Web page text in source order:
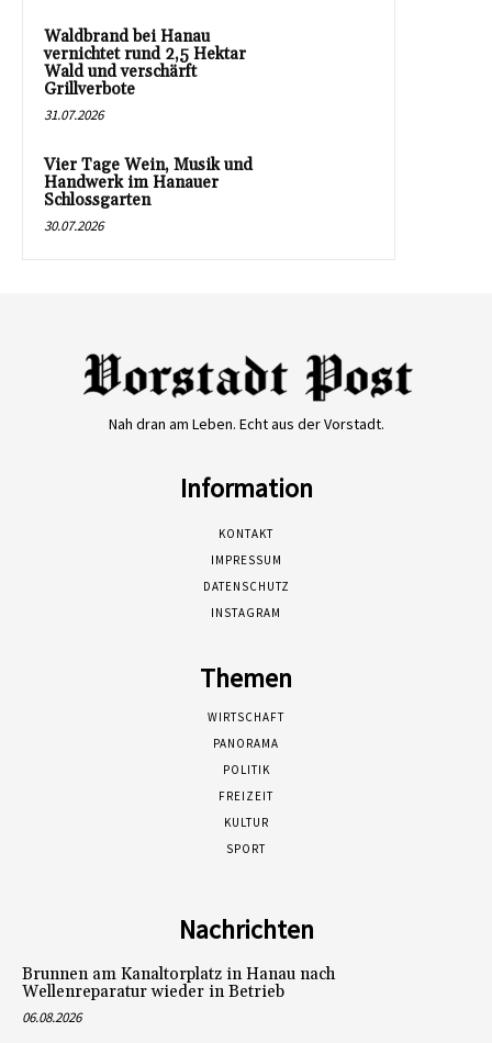
Waldbrand bei Hanau
vernichtet rund 2,5 Hektar
Wald und verschärft
Grillverbote
31.07.2026
Vier Tage Wein, Musik und
Handwerk im Hanauer
Schlossgarten
30.07.2026
Nah dran am Leben. Echt aus der Vorstadt.
Information
KONTAKT
IMPRESSUM
DATENSCHUTZ
INSTAGRAM
Themen
WIRTSCHAFT
PANORAMA
POLITIK
FREIZEIT
KULTUR
SPORT
Nachrichten
Brunnen am Kanaltorplatz in Hanau nach
Wellenreparatur wieder in Betrieb
06.08.2026